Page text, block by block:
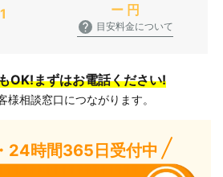
ー 円
目安料金について
OK!まずはお電話ください!
様相談窓口につながります。
24時間365日受付中